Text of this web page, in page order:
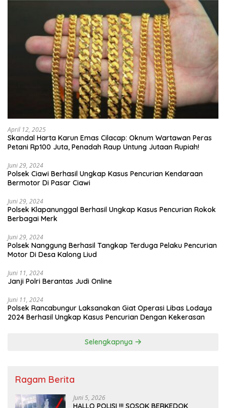
April 12, 2025
Skandal Harta Karun Emas Cilacap: Oknum Wartawan Peras
Petani Rp100 Juta, Penadah Raup Untung Jutaan Rupiah!
Juni 29, 2024
Polsek Ciawi Berhasil Ungkap Kasus Pencurian Kendaraan
Bermotor Di Pasar Ciawi
Juni 29, 2024
Polsek Klapanunggal Berhasil Ungkap Kasus Pencurian Rokok
Berbagai Merk
Juni 29, 2024
Polsek Nanggung Berhasil Tangkap Terduga Pelaku Pencurian
Motor Di Desa Kalong Liud
Juni 11, 2024
Janji Polri Berantas Judi Online
Juni 11, 2024
Polsek Rancabungur Laksanakan Giat Operasi Libas Lodaya
2024 Berhasil Ungkap Kasus Pencurian Dengan Kekerasan
Selengkapnya
Ragam Berita
Juni 5, 2026
HALLO POLISI !!! SOSOK BERKEDOK